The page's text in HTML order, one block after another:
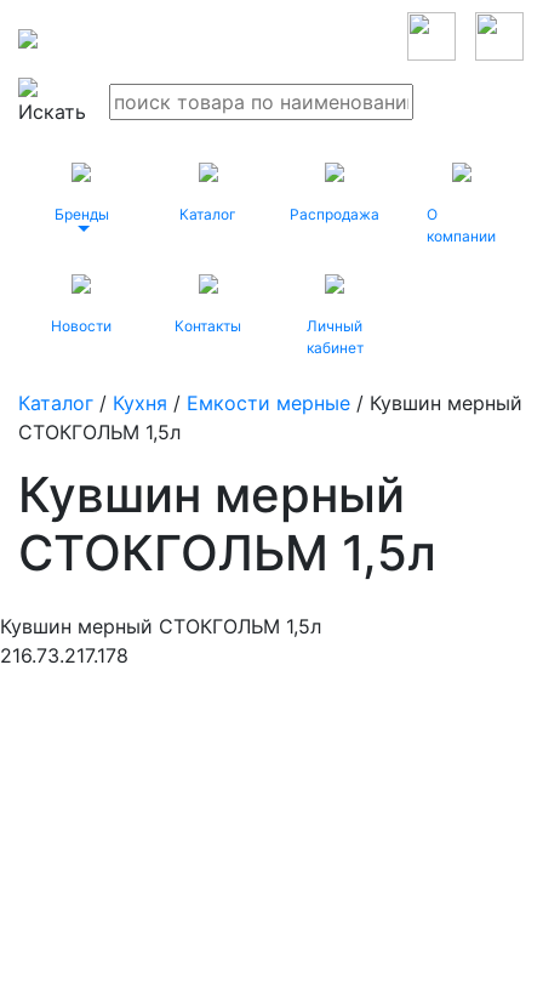
Бренды Каталог Распродажа
О
компании
Новости Контакты
Личный
кабинет
Каталог / Кухня / Емкости мерные / Кувшин мерный
СТОКГОЛЬМ 1,5л
Кувшин мерный
СТОКГОЛЬМ 1,5л
Кувшин мерный СТОКГОЛЬМ 1,5л
216.73.217.178